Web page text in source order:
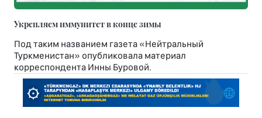
Укрепляем иммунитет в конце зимы
Под таким названием газета «Нейтральный
Туркменистан» опубликовала материал
корреспондента Инны Буровой.